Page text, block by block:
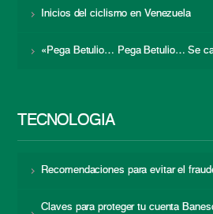
Inicios del ciclismo en Venezuela
«Pega Betulio… Pega Betulio… Se
TECNOLOGÍA
Recomendaciones para evitar el
Claves para proteger tu cuenta